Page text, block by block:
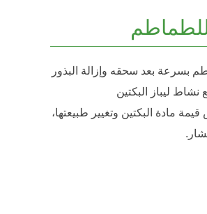
بسرعة بعد سحقه وإزالة البذور
مئوية لمنع نشاط ليباز البكتين
قيمة مادة البكتين وتغيير طبيعتها،